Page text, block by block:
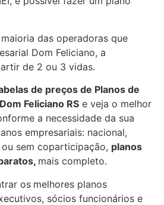
das operadoras que
Dom Feliciano, a
de 2 ou 3 vidas.
de preços de Planos de
Dom Feliciano RS e veja o melhor
a necessidade da sua
empresariais: nacional,
sem coparticipação, planos
mais completo.
os melhores planos
sócios funcionários e